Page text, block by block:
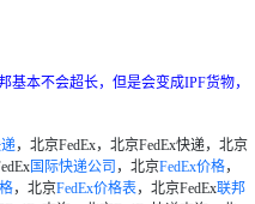
基本不会超长，但是会变成IPF货物，
，北京FedEx，北京FedEx快递，北京
国际快递公司 ，北京FedEx价格，
，北京FedEx价格表，北京FedEx联邦